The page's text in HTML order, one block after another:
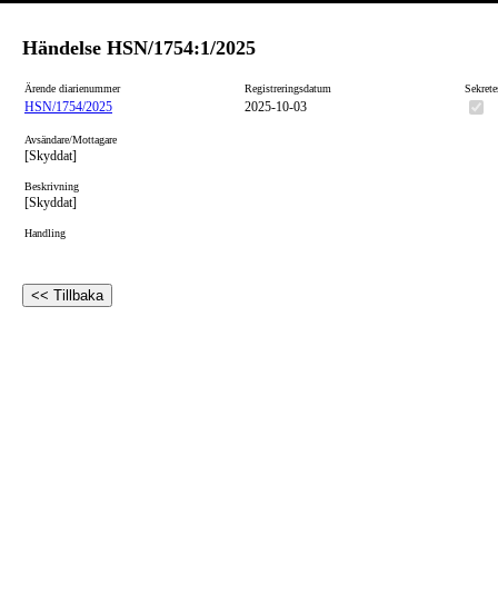
Händelse HSN/1754:1/2025
Ärende diarienummer Registreringsdatum
HSN/1754/2025 2025-10-03
Avsändare/Mottagare
[Skyddat]
Beskrivning
[Skyddat]
Handling